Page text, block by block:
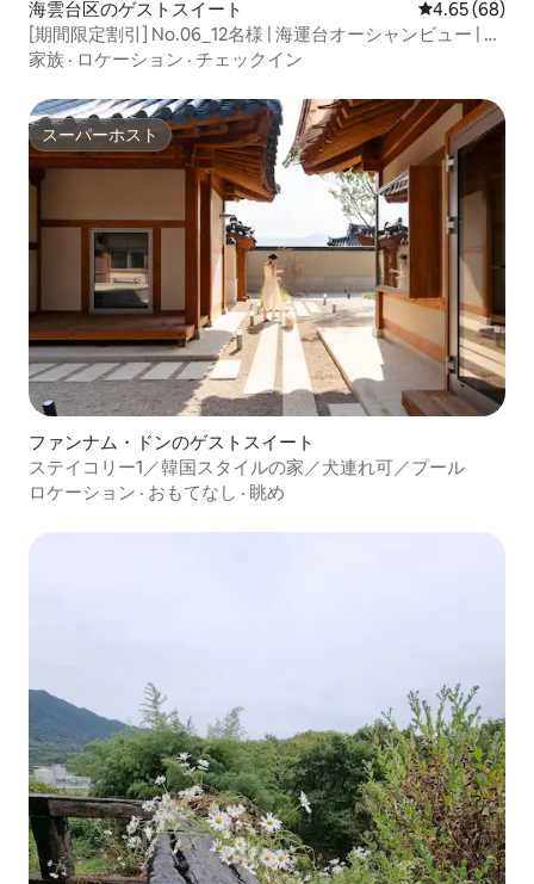
海雲台区のゲストスイート レビュー68
4.65 (68)
[期間限定割引] No.06_12名様 | 海運台オーシャンビュー | ル
ーフトップBBQ
家族 · ロケーション · チェックイン
スーパーホスト
スーパーホスト
ファンナム・ドンのゲストスイート
ステイコリー1／韓国スタイルの家／犬連れ可／プール
ロケーション · おもてなし · 眺め